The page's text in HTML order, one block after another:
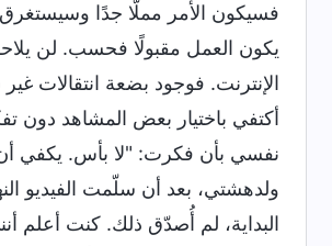
فسيكون الأمر مملًّا جدًا
يكون العمل مقبولًا فحسب. لن
الإنترنت. فوجود بضعة
أكتفي باختيار بعض المشاهد دون
نفسي بأن فكرت: "لا بأس. يكفي أن
ولدهشتي، بعد أن سلّمت الفيديو
البداية، لم أُصدّق ذلك. كنت أعلم